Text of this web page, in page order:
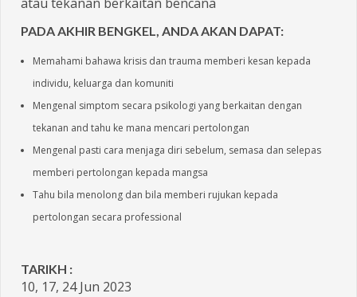
PADA AKHIR BENGKEL, ANDA AKAN DAPAT:
Memahami bahawa krisis dan trauma memberi kesan kepada
individu, keluarga dan komuniti
Mengenal simptom secara psikologi yang berkaitan dengan
tekanan and tahu ke mana mencari pertolongan
Mengenal pasti cara menjaga diri sebelum, semasa dan selepas
memberi pertolongan kepada mangsa
Tahu bila menolong dan bila memberi rujukan kepada
pertolongan secara professional
TARIKH :
10, 17, 24 Jun 2023